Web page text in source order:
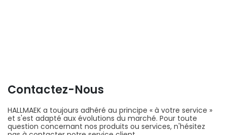
Contactez-Nous
HALLMAEK a toujours adhéré au principe « à votre service »
et s'est adapté aux évolutions du marché. Pour toute
question concernant nos produits ou services, n'hésitez